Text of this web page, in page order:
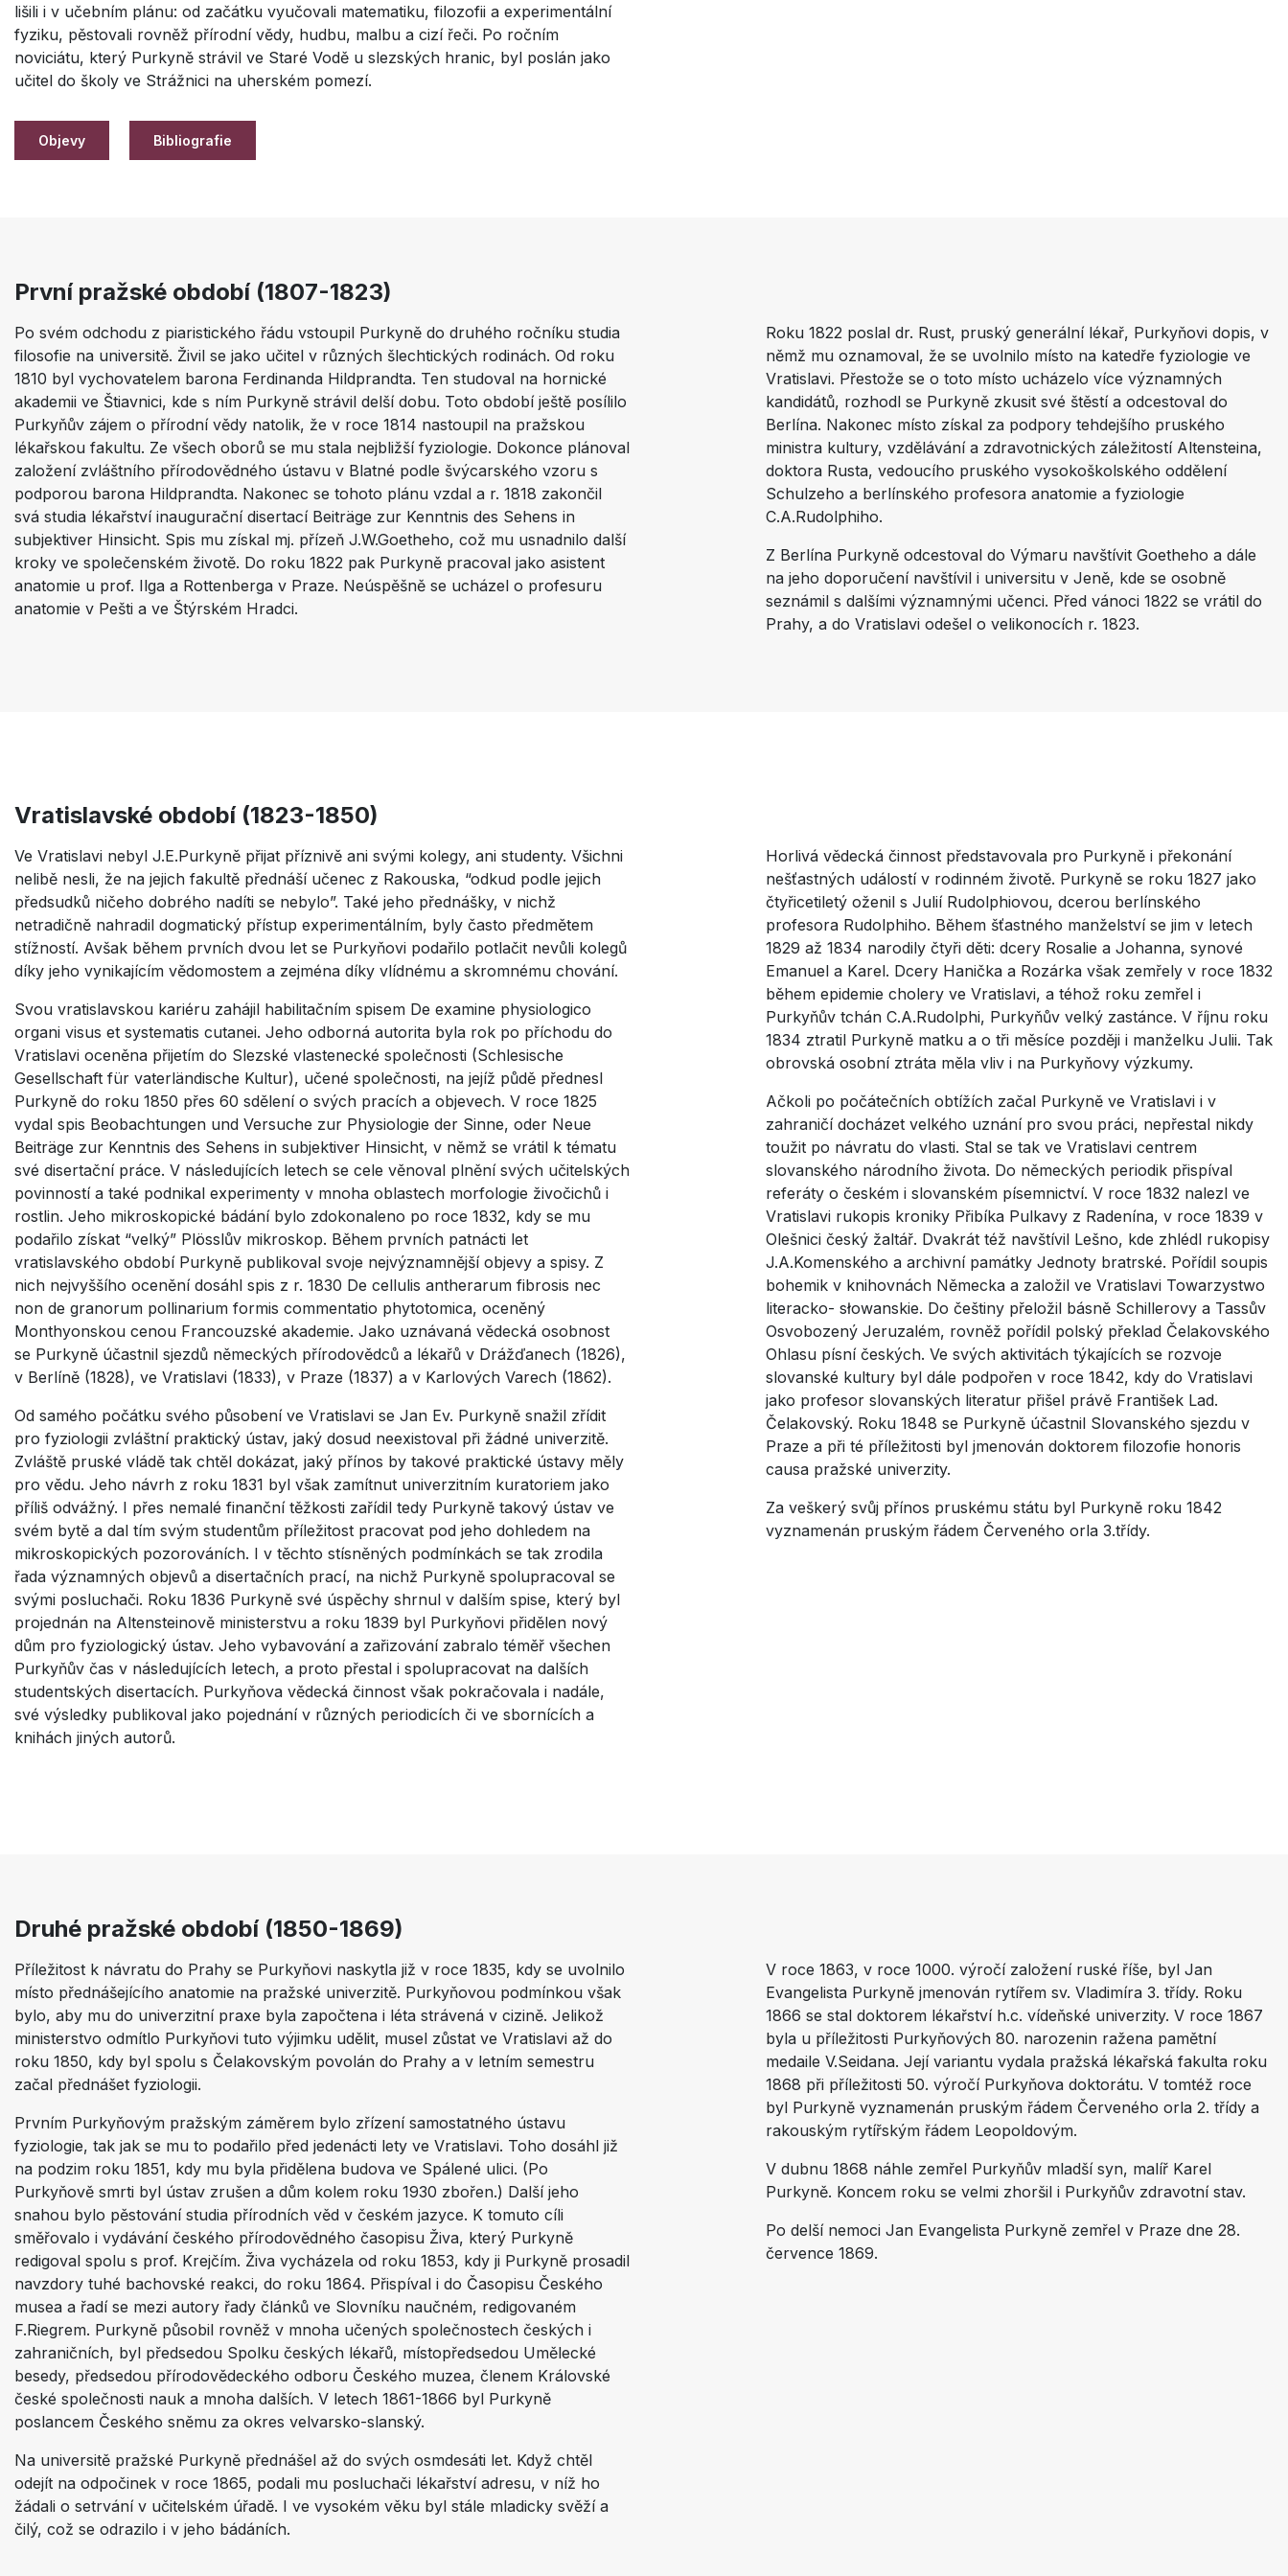
lišili i v učebním plánu: od začátku vyučovali matematiku, filozofii a experimentální
fyziku, pěstovali rovněž přírodní vědy, hudbu, malbu a cizí řeči. Po ročním
noviciátu, který Purkyně strávil ve Staré Vodě u slezských hranic, byl poslán jako
učitel do školy ve Strážnici na uherském pomezí.
Objevy Bibliografie
První pražské období (1807-1823)
Po svém odchodu z piaristického řádu vstoupil Purkyně do druhého ročníku studia
filosofie na universitě. Živil se jako učitel v různých šlechtických rodinách. Od roku
1810 byl vychovatelem barona Ferdinanda Hildprandta. Ten studoval na hornické
akademii ve Štiavnici, kde s ním Purkyně strávil delší dobu. Toto období ještě posílilo
Purkyňův zájem o přírodní vědy natolik, že v roce 1814 nastoupil na pražskou
lékařskou fakultu. Ze všech oborů se mu stala nejbližší fyziologie. Dokonce plánoval
založení zvláštního přírodovědného ústavu v Blatné podle švýcarského vzoru s
podporou barona Hildprandta. Nakonec se tohoto plánu vzdal a r. 1818 zakončil
svá studia lékařství inaugurační disertací Beiträge zur Kenntnis des Sehens in
subjektiver Hinsicht. Spis mu získal mj. přízeň J.W.Goetheho, což mu usnadnilo další
kroky ve společenském životě. Do roku 1822 pak Purkyně pracoval jako asistent
anatomie u prof. Ilga a Rottenberga v Praze. Neúspěšně se ucházel o profesuru
anatomie v Pešti a ve Štýrském Hradci.
Roku 1822 poslal dr. Rust, pruský generální lékař, Purkyňovi dopis, v
němž mu oznamoval, že se uvolnilo místo na katedře fyziologie ve
Vratislavi. Přestože se o toto místo ucházelo více významných
kandidátů, rozhodl se Purkyně zkusit své štěstí a odcestoval do
Berlína. Nakonec místo získal za podpory tehdejšího pruského
ministra kultury, vzdělávání a zdravotnických záležitostí Altensteina,
doktora Rusta, vedoucího pruského vysokoškolského oddělení
Schulzeho a berlínského profesora anatomie a fyziologie
C.A.Rudolphiho.
Z Berlína Purkyně odcestoval do Výmaru navštívit Goetheho a dále
na jeho doporučení navštívil i universitu v Jeně, kde se osobně
seznámil s dalšími významnými učenci. Před vánoci 1822 se vrátil do
Prahy, a do Vratislavi odešel o velikonocích r. 1823.
Vratislavské období (1823-1850)
Ve Vratislavi nebyl J.E.Purkyně přijat příznivě ani svými kolegy, ani studenty. Všichni
nelibě nesli, že na jejich fakultě přednáší učenec z Rakouska, “odkud podle jejich
předsudků ničeho dobrého nadíti se nebylo”. Také jeho přednášky, v nichž
netradičně nahradil dogmatický přístup experimentálním, byly často předmětem
stížností. Avšak během prvních dvou let se Purkyňovi podařilo potlačit nevůli kolegů
díky jeho vynikajícím vědomostem a zejména díky vlídnému a skromnému chování.
Svou vratislavskou kariéru zahájil habilitačním spisem De examine physiologico
organi visus et systematis cutanei. Jeho odborná autorita byla rok po příchodu do
Vratislavi oceněna přijetím do Slezské vlastenecké společnosti (Schlesische
Gesellschaft für vaterländische Kultur), učené společnosti, na jejíž půdě přednesl
Purkyně do roku 1850 přes 60 sdělení o svých pracích a objevech. V roce 1825
vydal spis Beobachtungen und Versuche zur Physiologie der Sinne, oder Neue
Beiträge zur Kenntnis des Sehens in subjektiver Hinsicht, v němž se vrátil k tématu
své disertační práce. V následujících letech se cele věnoval plnění svých učitelských
povinností a také podnikal experimenty v mnoha oblastech morfologie živočichů i
rostlin. Jeho mikroskopické bádání bylo zdokonaleno po roce 1832, kdy se mu
podařilo získat “velký” Plösslův mikroskop. Během prvních patnácti let
vratislavského období Purkyně publikoval svoje nejvýznamnější objevy a spisy. Z
nich nejvyššího ocenění dosáhl spis z r. 1830 De cellulis antherarum fibrosis nec
non de granorum pollinarium formis commentatio phytotomica, oceněný
Monthyonskou cenou Francouzské akademie. Jako uznávaná vědecká osobnost
se Purkyně účastnil sjezdů německých přírodovědců a lékařů v Drážďanech (1826),
v Berlíně (1828), ve Vratislavi (1833), v Praze (1837) a v Karlových Varech (1862).
Od samého počátku svého působení ve Vratislavi se Jan Ev. Purkyně snažil zřídit
pro fyziologii zvláštní praktický ústav, jaký dosud neexistoval při žádné univerzitě.
Zvláště pruské vládě tak chtěl dokázat, jaký přínos by takové praktické ústavy měly
pro vědu. Jeho návrh z roku 1831 byl však zamítnut univerzitním kuratoriem jako
příliš odvážný. I přes nemalé finanční těžkosti zařídil tedy Purkyně takový ústav ve
svém bytě a dal tím svým studentům příležitost pracovat pod jeho dohledem na
mikroskopických pozorováních. I v těchto stísněných podmínkách se tak zrodila
řada významných objevů a disertačních prací, na nichž Purkyně spolupracoval se
svými posluchači. Roku 1836 Purkyně své úspěchy shrnul v dalším spise, který byl
projednán na Altensteinově ministerstvu a roku 1839 byl Purkyňovi přidělen nový
dům pro fyziologický ústav. Jeho vybavování a zařizování zabralo téměř všechen
Purkyňův čas v následujících letech, a proto přestal i spolupracovat na dalších
studentských disertacích. Purkyňova vědecká činnost však pokračovala i nadále,
své výsledky publikoval jako pojednání v různých periodicích či ve sbornících a
knihách jiných autorů.
Horlivá vědecká činnost představovala pro Purkyně i překonání
nešťastných událostí v rodinném životě. Purkyně se roku 1827 jako
čtyřicetiletý oženil s Julií Rudolphiovou, dcerou berlínského
profesora Rudolphiho. Během šťastného manželství se jim v letech
1829 až 1834 narodily čtyři děti: dcery Rosalie a Johanna, synové
Emanuel a Karel. Dcery Hanička a Rozárka však zemřely v roce 1832
během epidemie cholery ve Vratislavi, a téhož roku zemřel i
Purkyňův tchán C.A.Rudolphi, Purkyňův velký zastánce. V říjnu roku
1834 ztratil Purkyně matku a o tři měsíce později i manželku Julii. Tak
obrovská osobní ztráta měla vliv i na Purkyňovy výzkumy.
Ačkoli po počátečních obtížích začal Purkyně ve Vratislavi i v
zahraničí docházet velkého uznání pro svou práci, nepřestal nikdy
toužit po návratu do vlasti. Stal se tak ve Vratislavi centrem
slovanského národního života. Do německých periodik přispíval
referáty o českém i slovanském písemnictví. V roce 1832 nalezl ve
Vratislavi rukopis kroniky Přibíka Pulkavy z Radenína, v roce 1839 v
Olešnici český žaltář. Dvakrát též navštívil Lešno, kde zhlédl rukopisy
J.A.Komenského a archivní památky Jednoty bratrské. Pořídil soupis
bohemik v knihovnách Německa a založil ve Vratislavi Towarzystwo
literacko- słowanskie. Do češtiny přeložil básně Schillerovy a Tassův
Osvobozený Jeruzalém, rovněž pořídil polský překlad Čelakovského
Ohlasu písní českých. Ve svých aktivitách týkajících se rozvoje
slovanské kultury byl dále podpořen v roce 1842, kdy do Vratislavi
jako profesor slovanských literatur přišel právě František Lad.
Čelakovský. Roku 1848 se Purkyně účastnil Slovanského sjezdu v
Praze a při té příležitosti byl jmenován doktorem filozofie honoris
causa pražské univerzity.
Za veškerý svůj přínos pruskému státu byl Purkyně roku 1842
vyznamenán pruským řádem Červeného orla 3.třídy.
Druhé pražské období (1850-1869)
Příležitost k návratu do Prahy se Purkyňovi naskytla již v roce 1835, kdy se uvolnilo
místo přednášejícího anatomie na pražské univerzitě. Purkyňovou podmínkou však
bylo, aby mu do univerzitní praxe byla započtena i léta strávená v cizině. Jelikož
ministerstvo odmítlo Purkyňovi tuto výjimku udělit, musel zůstat ve Vratislavi až do
roku 1850, kdy byl spolu s Čelakovským povolán do Prahy a v letním semestru
začal přednášet fyziologii.
Prvním Purkyňovým pražským záměrem bylo zřízení samostatného ústavu
fyziologie, tak jak se mu to podařilo před jedenácti lety ve Vratislavi. Toho dosáhl již
na podzim roku 1851, kdy mu byla přidělena budova ve Spálené ulici. (Po
Purkyňově smrti byl ústav zrušen a dům kolem roku 1930 zbořen.) Další jeho
snahou bylo pěstování studia přírodních věd v českém jazyce. K tomuto cíli
směřovalo i vydávání českého přírodovědného časopisu Živa, který Purkyně
redigoval spolu s prof. Krejčím. Živa vycházela od roku 1853, kdy ji Purkyně prosadil
navzdory tuhé bachovské reakci, do roku 1864. Přispíval i do Časopisu Českého
musea a řadí se mezi autory řady článků ve Slovníku naučném, redigovaném
F.Riegrem. Purkyně působil rovněž v mnoha učených společnostech českých i
zahraničních, byl předsedou Spolku českých lékařů, místopředsedou Umělecké
besedy, předsedou přírodovědeckého odboru Českého muzea, členem Královské
české společnosti nauk a mnoha dalších. V letech 1861-1866 byl Purkyně
poslancem Českého sněmu za okres velvarsko-slanský.
Na universitě pražské Purkyně přednášel až do svých osmdesáti let. Když chtěl
odejít na odpočinek v roce 1865, podali mu posluchači lékařství adresu, v níž ho
žádali o setrvání v učitelském úřadě. I ve vysokém věku byl stále mladicky svěží a
čilý, což se odrazilo i v jeho bádáních.
V roce 1863, v roce 1000. výročí založení ruské říše, byl Jan
Evangelista Purkyně jmenován rytířem sv. Vladimíra 3. třídy. Roku
1866 se stal doktorem lékařství h.c. vídeňské univerzity. V roce 1867
byla u příležitosti Purkyňových 80. narozenin ražena pamětní
medaile V.Seidana. Její variantu vydala pražská lékařská fakulta roku
1868 při příležitosti 50. výročí Purkyňova doktorátu. V tomtéž roce
byl Purkyně vyznamenán pruským řádem Červeného orla 2. třídy a
rakouským rytířským řádem Leopoldovým.
V dubnu 1868 náhle zemřel Purkyňův mladší syn, malíř Karel
Purkyně. Koncem roku se velmi zhoršil i Purkyňův zdravotní stav.
Po delší nemoci Jan Evangelista Purkyně zemřel v Praze dne 28.
července 1869.